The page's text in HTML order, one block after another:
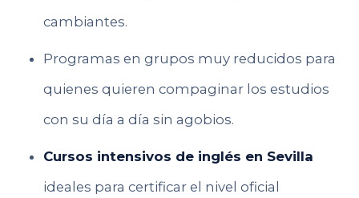
cambiantes.
Programas en grupos muy reducidos para
quienes quieren compaginar los estudios
con su día a día sin agobios.
Cursos intensivos de inglés en Sevilla
ideales para certificar el nivel oficial